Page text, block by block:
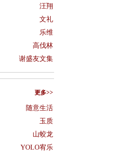
汪翔
文礼
乐维
高伐林
谢盛友文集
更多>>
随意生活
玉质
山蛟龙
YOLO宥乐